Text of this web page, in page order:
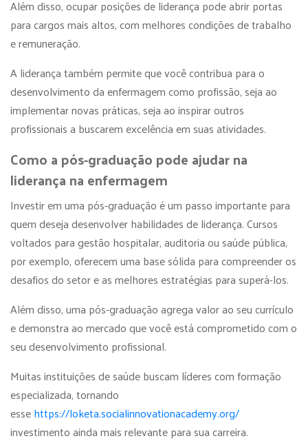
Além disso, ocupar posições de liderança pode abrir portas
para cargos mais altos, com melhores condições de trabalho
e remuneração.
A liderança também permite que você contribua para o
desenvolvimento da enfermagem como profissão, seja ao
implementar novas práticas, seja ao inspirar outros
profissionais a buscarem excelência em suas atividades.
Como a pós-graduação pode ajudar na
liderança na enfermagem
Investir em uma pós-graduação é um passo importante para
quem deseja desenvolver habilidades de liderança. Cursos
voltados para gestão hospitalar, auditoria ou saúde pública,
por exemplo, oferecem uma base sólida para compreender os
desafios do setor e as melhores estratégias para superá-los.
Além disso, uma pós-graduação agrega valor ao seu currículo
e demonstra ao mercado que você está comprometido com o
seu desenvolvimento profissional.
Muitas instituições de saúde buscam líderes com formação
especializada, tornando
essehttps://loketa.socialinnovationacademy.org/
investimento ainda mais relevante para sua carreira.